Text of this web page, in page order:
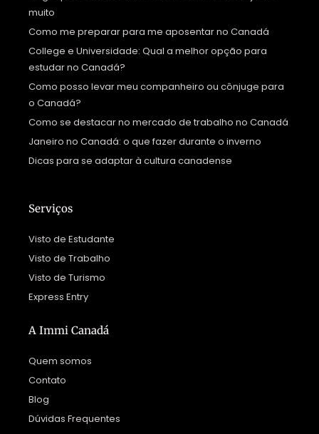
muito
Como me preparar para me aposentar no Canadá
College e Universidade: Qual a melhor opção para
estudar no Canadá?
Como posso levar meu companheiro ou cônjuge para
o Canadá?
Como se destacar no mercado de trabalho no Canadá
Janeiro no Canadá: o que fazer durante o inverno
Dicas para se adaptar à cultura canadense
Serviços
Visto de Estudante
Visto de Trabalho
Visto de Turismo
Express Entry
A Immi Canadá
Quem somos
Contato
Blog
Dúvidas Frequentes